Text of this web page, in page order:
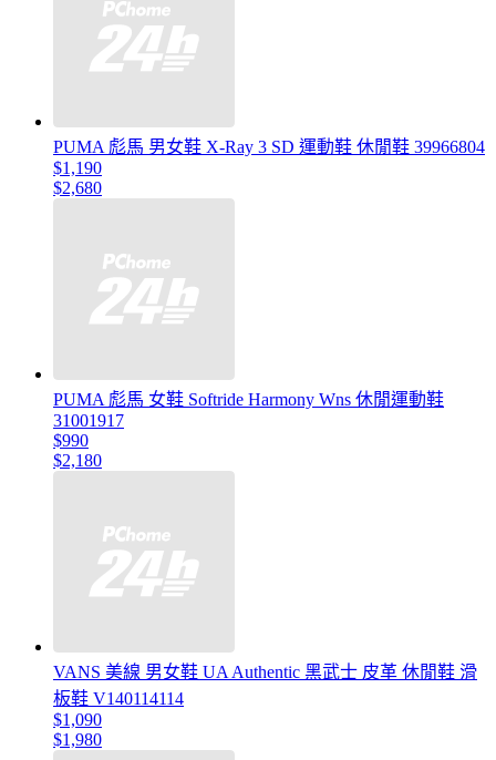
PUMA 彪馬 男女鞋 X-Ray 3 SD 運動鞋 休閒鞋 39966804
$1,190
$2,680
PUMA 彪馬 女鞋 Softride Harmony Wns 休閒運動鞋
31001917
$990
$2,180
VANS 美線 男女鞋 UA Authentic 黑武士 皮革 休閒鞋 滑
板鞋 V140114114
$1,090
$1,980